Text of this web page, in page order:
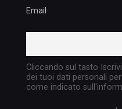
Email
Cliccando sul tasto
dei tuoi dati personali
come indicato